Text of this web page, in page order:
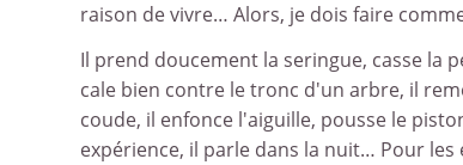
raison de vivre… Alors, je dois faire
Il prend doucement la seringue, casse la
cale bien contre le tronc d'un arbre, il
coude, il enfonce l'aiguille, pousse le
expérience, il parle dans la nuit… Pour